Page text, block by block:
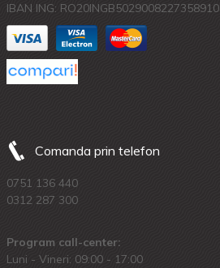
IBAN ING: RO20INGB5029008227358910
Comanda prin telefon
0751 136 440
0312 287 300
Program call-center:
Luni - Vineri: 09:00 - 17:00